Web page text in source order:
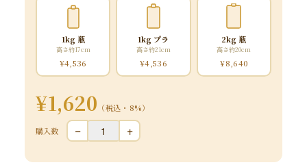
1kg 瓶
高さ約17cm
¥4,536
1kg プラ
高さ約21cm
¥4,536
2kg 瓶
高さ約20cm
¥8,640
¥1,620 （税込・8%）
購入数 − +